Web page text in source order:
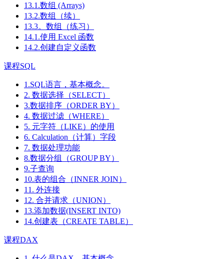
13.1.数组 (Arrays)
13.2.数组（续）
13.3。数组（练习）
14.1.使用 Excel 函数
14.2.创建自定义函数
课程SQL
1.SQL语言，基本概念。
2. 数据选择（SELECT）
3.数据排序（ORDER BY）
4. 数据过滤（WHERE）
5. 元字符（LIKE）的使用
6. Calculation（计算）字段
7. 数据处理功能
8.数据分组（GROUP BY）
9.子查询
10.表的组合（INNER JOIN）
11. 外连接
12. 合并请求（UNION）
13.添加数据(INSERT INTO)
14.创建表（CREATE TABLE）
课程DAX